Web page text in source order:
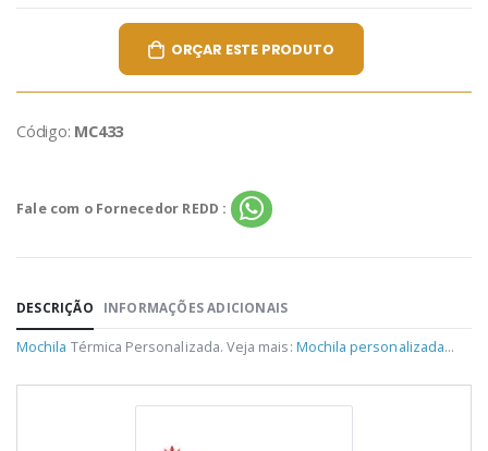
ORÇAR ESTE PRODUTO
Código: MC433
Fale com o Fornecedor REDD :
DESCRIÇÃO INFORMAÇÕES ADICIONAIS
Mochila Térmica Personalizada. Veja mais: Mochila personalizada...